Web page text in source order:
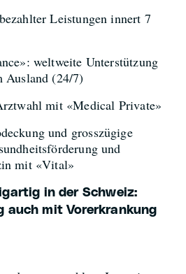
Leistungen innert 7
weltweite Unterstützung
(24/7)
mit «Medical Private»
und grosszügige
und
mit «Vital»
in der Schweiz:
auch mit Vorerkrankung